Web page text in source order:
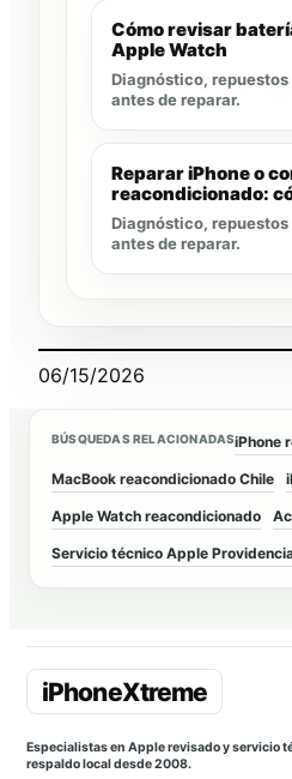
Cómo revisar
Apple Watch
Diagnóstico,
antes de reparar.
Reparar iPhone o
reacondicionado:
Diagnóstico,
antes de reparar.
06/15/2026
BÚSQUEDAS RELACIONADASiPhone
MacBook reacondicionado Chile
Apple Watch reacondicionado
Servicio técnico Apple
Especialistas en Apple revisado y servicio
respaldo local desde 2008.